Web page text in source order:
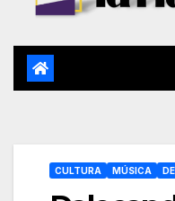
CULTURA MÚSICA